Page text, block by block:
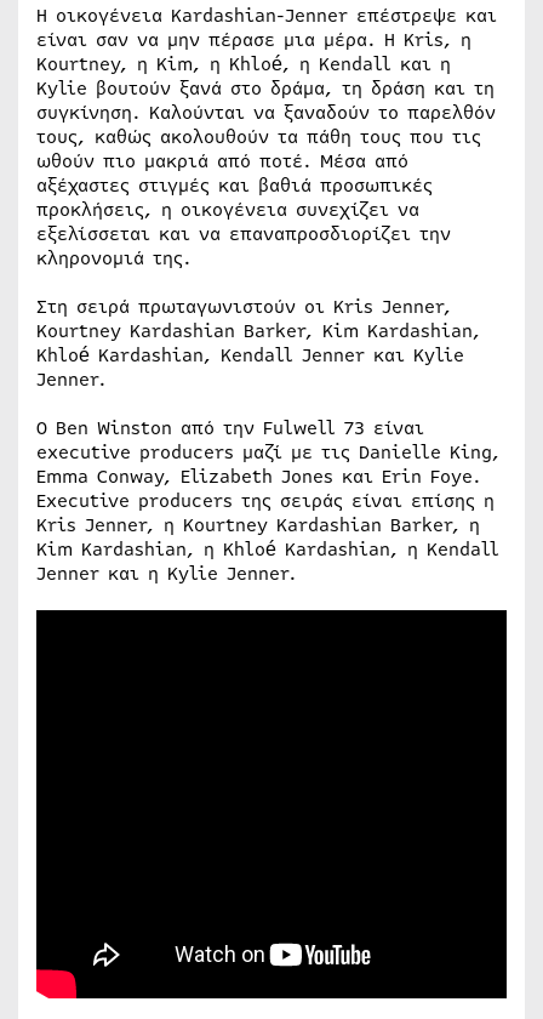
Η οικογένεια Kardashian-Jenner επέστρεψε και
είναι σαν να μην πέρασε μια μέρα. Η Kris, η
Kourtney, η Kim, η Khloé, η Kendall και η
Kylie βουτούν ξανά στο δράμα, τη δράση και τη
συγκίνηση. Καλούνται να ξαναδούν το παρελθόν
τους, καθώς ακολουθούν τα πάθη τους που τις
ωθούν πιο μακριά από ποτέ. Μέσα από
αξέχαστες στιγμές και βαθιά προσωπικές
προκλήσεις, η οικογένεια συνεχίζει να
εξελίσσεται και να επαναπροσδιορίζει την
κληρονομιά της.
Στη σειρά πρωταγωνιστούν οι Kris Jenner,
Kourtney Kardashian Barker, Kim Kardashian,
Khloé Kardashian, Kendall Jenner και Kylie
Jenner.
Ο Ben Winston από την Fulwell 73 είναι
executive producers μαζί με τις Danielle King,
Emma Conway, Elizabeth Jones και Erin Foye.
Executive producers της σειράς είναι επίσης η
Kris Jenner, η Kourtney Kardashian Barker, η
Kim Kardashian, η Khloé Kardashian, η Kendall
Jenner και η Kylie Jenner.